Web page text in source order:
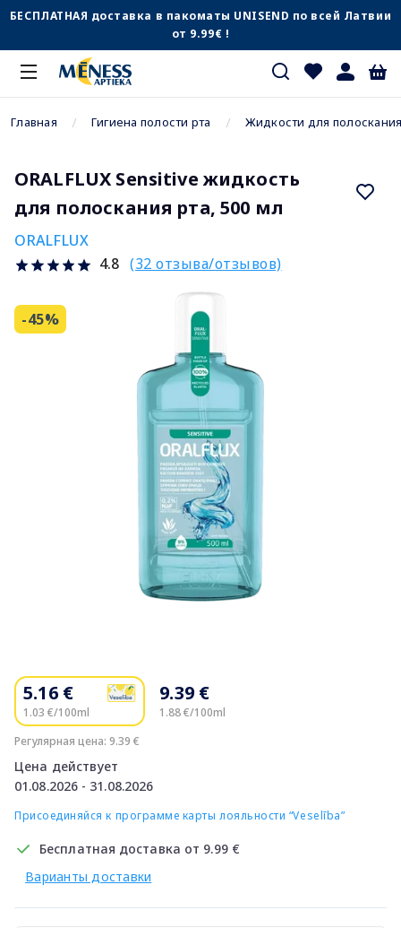
БЕСПЛАТНАЯ доставка в пакоматы UNISEND по всей Латвии
от 9.99€ !
Главная Гигиена полости рта Жидкости для
ORALFLUX Sensitive жидкость
для полоскания рта, 500 мл
ORALFLUX
4.8 (32 отзыва/отзывов)
-45%
5.16 €
1.03 €/100ml
Регулярная цена: 9.39 €
Цена действует
01.08.2026 - 31.08.2026
9.39 €
1.88 €/100ml
Присоединяйся к программе карты лояльности “Veselība”
Бесплатная доставка от 9.99 €
Варианты доставки